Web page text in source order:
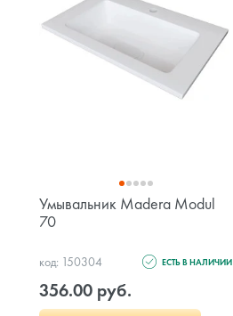
Умывальник Madera Modul
70
код: 150304 ЕСТЬ В НАЛИЧИИ
356.00 руб.